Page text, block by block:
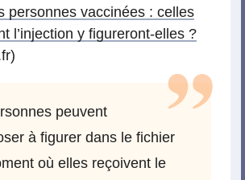
personnes vaccinées : celles
l’injection y figureront-elles ?
peuvent
à figurer dans le fichier
où elles reçoivent le